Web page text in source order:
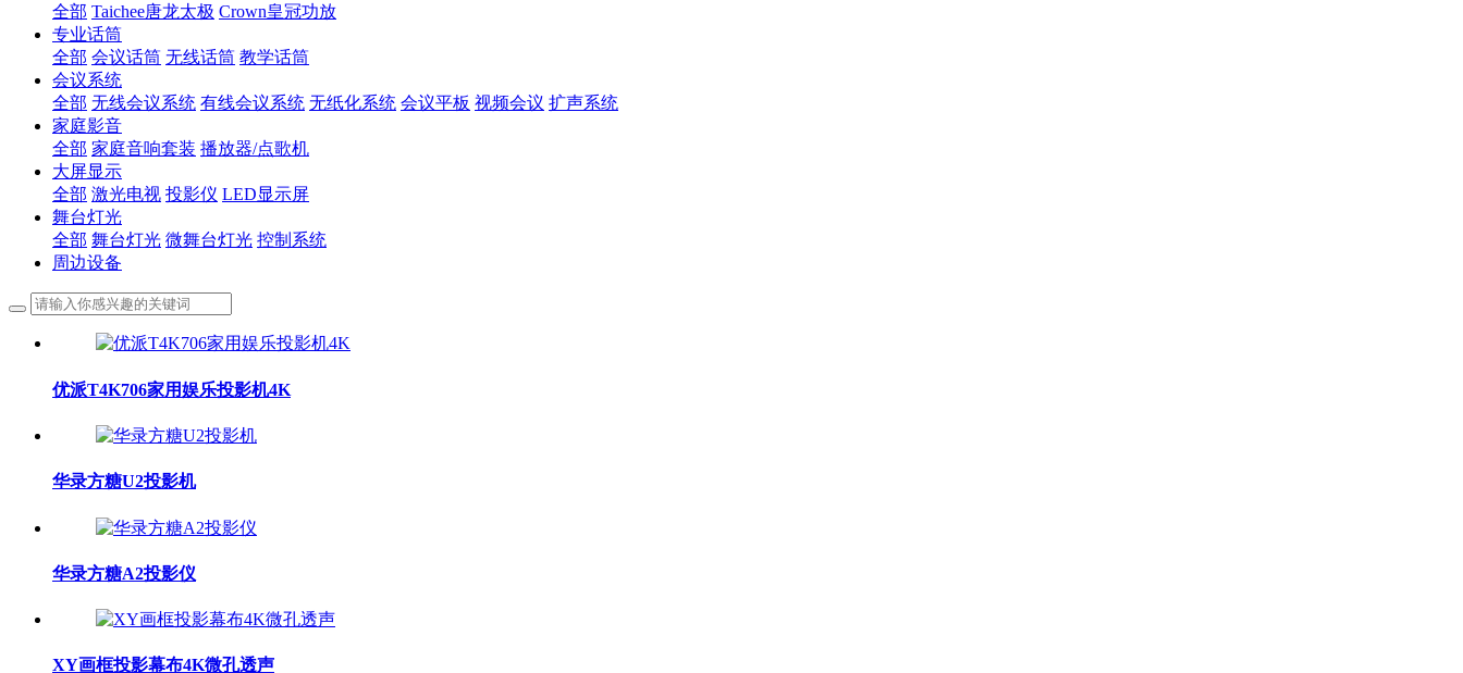
全部 Taichee唐龙太极 Crown皇冠功放
专业话筒
全部 会议话筒 无线话筒 教学话筒
会议系统
全部 无线会议系统 有线会议系统 无纸化系统 会议平板 视频会议 扩声系统
家庭影音
全部 家庭音响套装 播放器/点歌机
大屏显示
全部 激光电视 投影仪 LED显示屏
舞台灯光
全部 舞台灯光 微舞台灯光 控制系统
周边设备
优派T4K706家用娱乐投影机4K
华录方糖U2投影机
华录方糖A2投影仪
XY画框投影幕布4K微孔透声